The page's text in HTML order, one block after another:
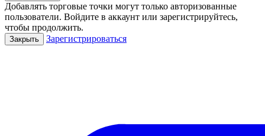
Добавлять торговые точки могут только авторизованные
пользователи. Войдите в аккаунт или зарегистрируйтесь,
чтобы продолжить.
Закрыть Зарегистрироваться